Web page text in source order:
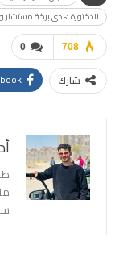
الدكتورة هدى بركة مستشار
0 708
شارك